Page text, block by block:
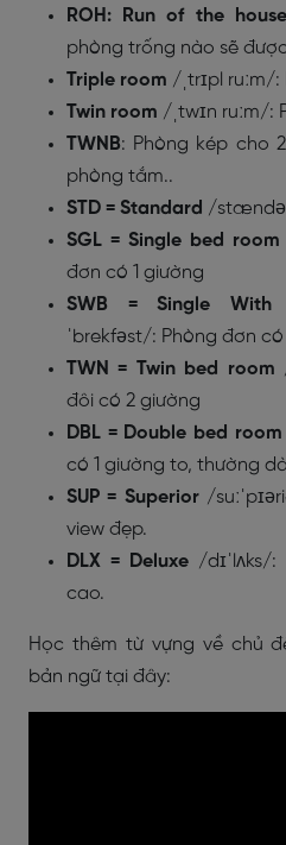
ROH: Run of the house
phòng trống nào sẽ
Triple room /ˌtrɪpl ruːm/:
Twin room /ˌtwɪn ruːm/:
TWNB: Phòng kép cho
phòng tắm..
STD = Standard /
SGL = Single bed room
đơn có 1 giường
SWB = Single With
ˈbrekfəst/: Phòng đơn
TWN = Twin bed room
đôi có 2 giường
DBL = Double bed room
có 1 giường to, thường
SUP = Superior /
view đẹp.
DLX = Deluxe /dɪˈlʌks/:
cao.
Học thêm từ vựng về chủ
bản ngữ tại đây: